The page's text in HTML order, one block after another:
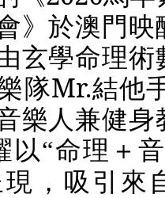
》於澳門映
玄學命理術
隊Mr.結他
樂人兼健身
以“命理＋
，吸引來